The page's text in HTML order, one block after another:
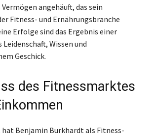
angehäuft, das sein
Fitness- und Ernährungsbranche
Erfolge sind das Ergebnis einer
Wissen und
Geschick.
des Fitnessmarktes
Benjamin Burkhardt als Fitness-